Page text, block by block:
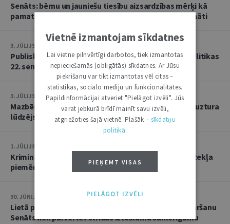
Senāts: bērnu un jauniešu tiesību aizsardzības mērķi kā
pamatu atbrīvojumam no PVN nevar tulkot paplašināti
3. JŪLIJS • 18:23
Publisko tiesību institūta konstitucionālās tiesībpolitikas
22. seminārs
3. JŪLIJS • 14:45
Mazbērniem nav pienākuma uzturēt vecvecākus, ja uztura
lūdzējs nav par viņiem rūpējies
1. JŪLIJS • 17:38
Kriminālsoda un medicīniska rakstura piespiedu līdzekļa
piemērošana savstarpēji viens otru neizslēdz
30. JŪNIJS • 14:58
Lietā par namu pārvaldnieces goda un cieņas aizskaršanu
Senāts liek pārvērtēt strīdus izteikumu samērīgumu
Vietnē izmantojam sīkdatnes
Lai vietne pilnvērtīgi darbotos, tiek izmantotas
nepieciešamās (obligātās) sīkdatnes. Ar Jūsu
piekrišanu var tikt izmantotas vēl citas –
statistikas, sociālo mediju un funkcionalitātes.
Papildinformācijai atveriet "Pielāgot izvēli". Jūs
varat jebkurā brīdī mainīt savu izvēli,
atgriežoties šajā vietnē. Plašāk – sīkdatņu
politikā.
PIEŅEMT VISAS
PIELĀGOT IZVĒLI